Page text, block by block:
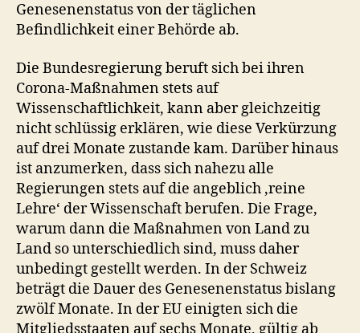
Genesenenstatus von der täglichen
Befindlichkeit einer Behörde ab.
Die Bundesregierung beruft sich bei ihren
Corona-Maßnahmen stets auf
Wissenschaftlichkeit, kann aber gleichzeitig
nicht schlüssig erklären, wie diese Verkürzung
auf drei Monate zustande kam. Darüber hinaus
ist anzumerken, dass sich nahezu alle
Regierungen stets auf die angeblich ,reine
Lehre‘ der Wissenschaft berufen. Die Frage,
warum dann die Maßnahmen von Land zu
Land so unterschiedlich sind, muss daher
unbedingt gestellt werden. In der Schweiz
beträgt die Dauer des Genesenenstatus bislang
zwölf Monate. In der EU einigten sich die
Mitgliedsstaaten auf sechs Monate, gültig ab